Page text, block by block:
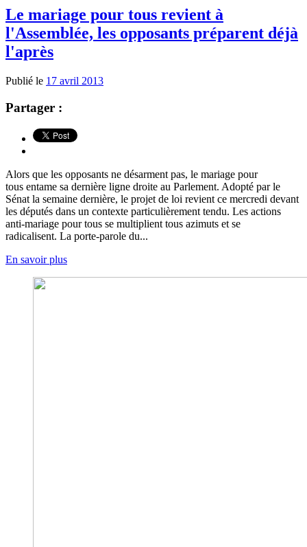
Le mariage pour tous revient à
l'Assemblée, les opposants préparent déjà
l'après
Publié le 17 avril 2013
Partager :
Alors que les opposants ne désarment pas, le mariage pour
tous entame sa dernière ligne droite au Parlement. Adopté par le
Sénat la semaine dernière, le projet de loi revient ce mercredi devant
les députés dans un contexte particulièrement tendu. Les actions
anti-mariage pour tous se multiplient tous azimuts et se
radicalisent. La porte-parole du...
En savoir plus